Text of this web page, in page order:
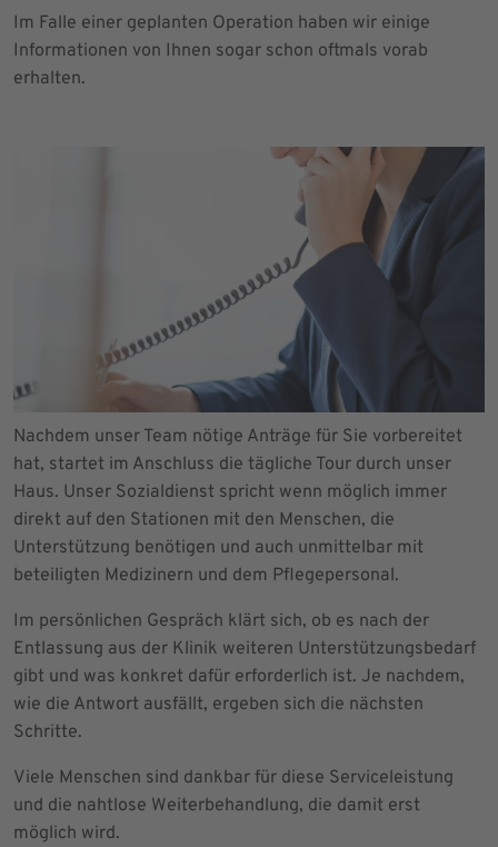
Im Falle einer geplanten Operation haben wir einige
Informationen von Ihnen sogar schon oftmals vorab
erhalten.
Nachdem unser Team nötige Anträge für Sie vorbereitet
hat, startet im Anschluss die tägliche Tour durch unser
Haus. Unser Sozialdienst spricht wenn möglich immer
direkt auf den Stationen mit den Menschen, die
Unterstützung benötigen und auch unmittelbar mit
beteiligten Medizinern und dem Pflegepersonal.
Im persönlichen Gespräch klärt sich, ob es nach der
Entlassung aus der Klinik weiteren Unterstützungsbedarf
gibt und was konkret dafür erforderlich ist. Je nachdem,
wie die Antwort ausfällt, ergeben sich die nächsten
Schritte.
Viele Menschen sind dankbar für diese Serviceleistung
und die nahtlose Weiterbehandlung, die damit erst
möglich wird.